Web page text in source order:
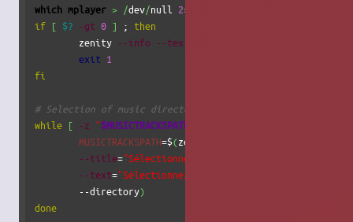
which mplayer > /dev/null 2>&
if [ $? -gt 0 ] ; then
	zenity
--info --text
exit 1
fi
# Selection of music directory
while [ -z "$MUSICTRACKSPATH
MUSICTRACKSPATH=$(zenity
--title="Sélectionnez votre dossier de musiques"
--text="Sélectionnez votre dossier de musiques"
	--directory
)
done